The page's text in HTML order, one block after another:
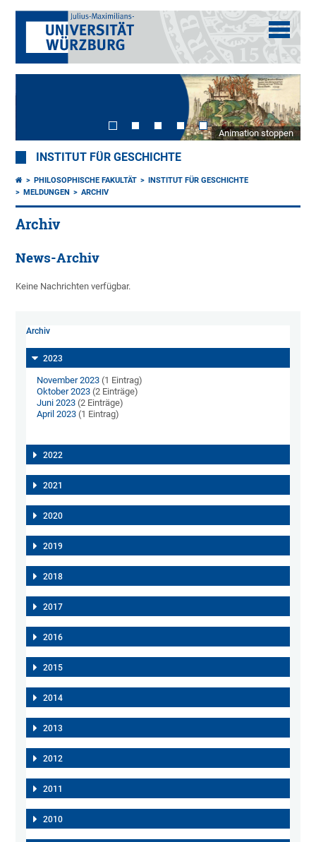
Animation stoppen
INSTITUT FÜR GESCHICHTE
PHILOSOPHISCHE FAKULTÄT
INSTITUT FÜR GESCHICHTE
MELDUNGEN
ARCHIV
Archiv
News-Archiv
Keine Nachrichten verfügbar.
Archiv
2023
November 2023 (1 Eintrag)
Oktober 2023 (2 Einträge)
Juni 2023 (2 Einträge)
April 2023 (1 Eintrag)
2022
2021
2020
2019
2018
2017
2016
2015
2014
2013
2012
2011
2010